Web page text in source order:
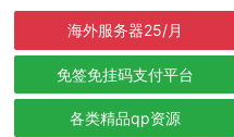
海外服务器25/月
免签免挂码支付平台
各类精品qp资源